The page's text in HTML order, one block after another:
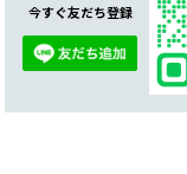
今すぐ友だち登録